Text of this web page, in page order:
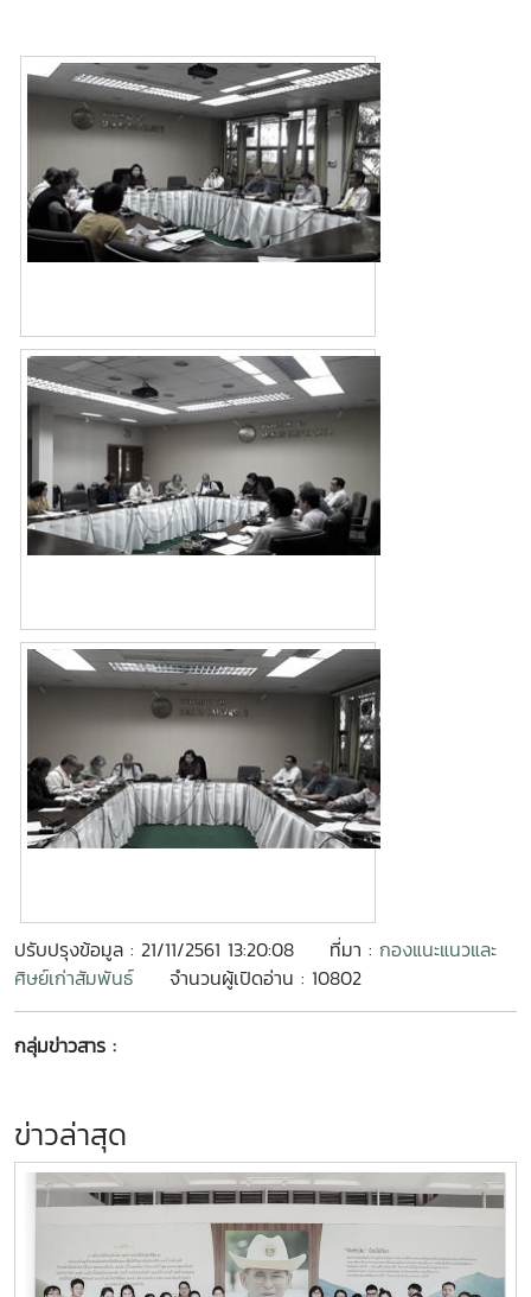
ปรับปรุงข้อมูล : 21/11/2561 13:20:08 ที่มา : กองแนะแนวและ
ศิษย์เก่าสัมพันธ์
จำนวนผู้เปิดอ่าน : 10802
กลุ่มข่าวสาร :
ข่าวล่าสุด